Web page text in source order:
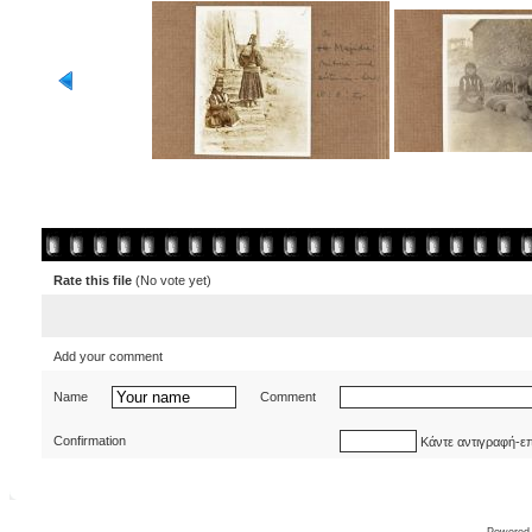
Rate this file (No vote yet)
Add your comment
Name Comment
Confirmation Κάντε αντιγραφή-